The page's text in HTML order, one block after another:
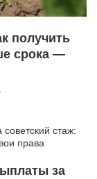
получить
срока —
за